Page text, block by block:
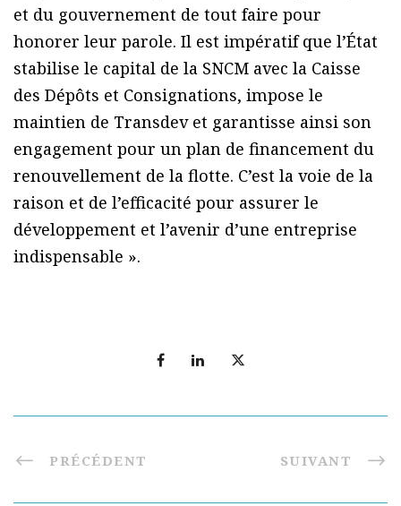
et du gouvernement de tout faire pour
honorer leur parole. Il est impératif que l’État
stabilise le capital de la SNCM avec la Caisse
des Dépôts et Consignations, impose le
maintien de Transdev et garantisse ainsi son
engagement pour un plan de financement du
renouvellement de la flotte. C’est la voie de la
raison et de l’efficacité pour assurer le
développement et l’avenir d’une entreprise
indispensable ».
PRÉCÉDENT SUIVANT